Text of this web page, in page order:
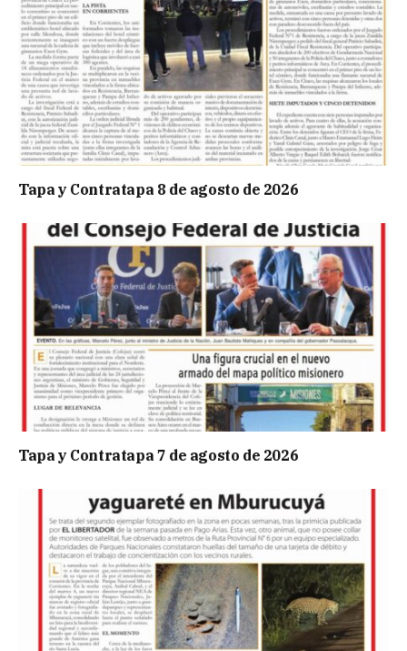
Tapa y Contratapa 8 de agosto de 2026
Tapa y Contratapa 7 de agosto de 2026